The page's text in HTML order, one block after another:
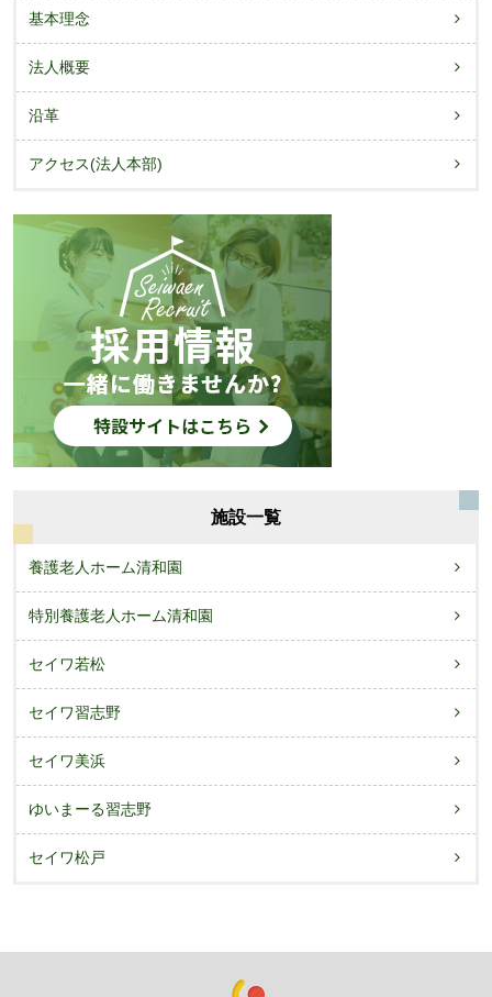
基本理念
法人概要
沿革
アクセス(法人本部)
施設一覧
養護老人ホーム清和園
特別養護老人ホーム清和園
セイワ若松
セイワ習志野
セイワ美浜
ゆいまーる習志野
セイワ松戸